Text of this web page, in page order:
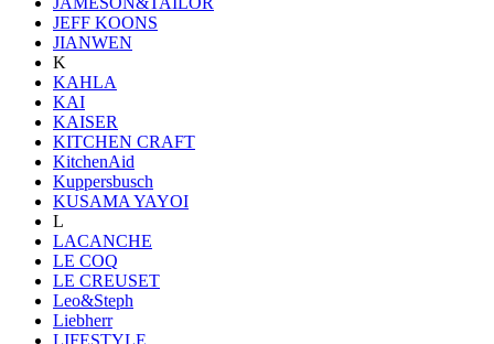
JEFF KOONS
JIANWEN
K
KAHLA
KAI
KAISER
KITCHEN CRAFT
KitchenAid
Kuppersbusch
KUSAMA YAYOI
L
LACANCHE
LE COQ
LE CREUSET
Leo&Steph
Liebherr
LIFESTYLE